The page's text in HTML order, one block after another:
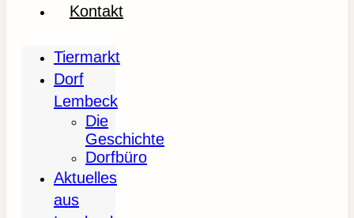
Kontakt
Tiermarkt
Dorf
Lembeck
Die
Geschichte
Dorfbüro
Aktuelles
aus